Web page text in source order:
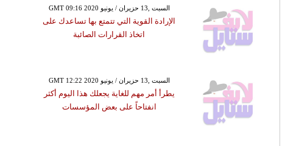
GMT 09:16 2020 السبت ,13 حزيران / يونيو
الإرادة القوية التي تتمتع بها تساعدك على
اتخاذ القرارات الصائبة
GMT 12:22 2020 السبت ,13 حزيران / يونيو
يطرأ أمر مهم للغاية يجعلك هذا اليوم أكثر
انفتاحاً على بعض المؤسسات